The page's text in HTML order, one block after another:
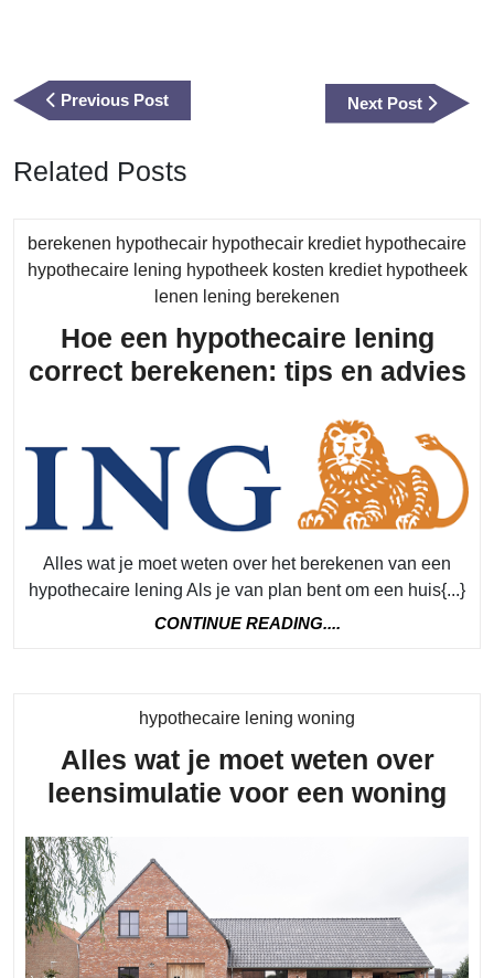
Previous PostPrevious
Post
Next Post
Next
Post
Related Posts
berekenen hypothecair hypothecair krediet hypothecaire
hypothecaire lening hypotheek kosten krediet hypotheek
lenen lening berekenen
Hoe een hypothecaire lening
correct berekenen: tips en advies
Alles wat je moet weten over het berekenen van een
hypothecaire lening Als je van plan bent om een huis{...}
CONTINUE READING....
hypothecaire lening woning
Alles wat je moet weten over
leensimulatie voor een woning